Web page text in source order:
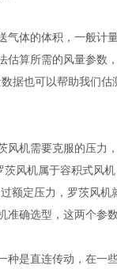
体的体积，一般计
估算所需的风量参
据也可以帮助我们估
机需要克服的压力
风机属于容积式风
额定压力，罗茨风
确选型，这两个参
是直连传动，在一